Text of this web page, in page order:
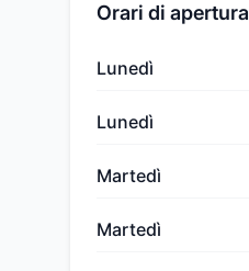
Orari di apertura
Lunedì
Lunedì
Martedì
Martedì